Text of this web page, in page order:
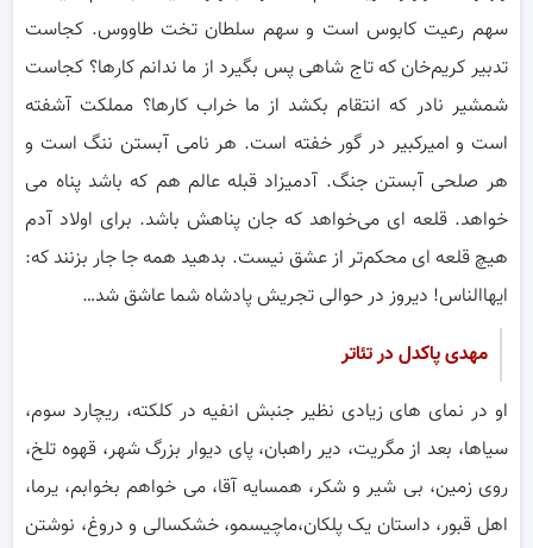
سهم رعیت کابوس است و سهم سلطان تخت طاووس. کجاست
تدبیر کریم‌خان که تاج شاهی پس بگیرد از ما ندانم کارها؟ کجاست
شمشیر نادر که انتقام بکشد از ما خراب کارها؟ مملکت آشفته
است و امیرکبیر در گور خفته است. هر نامی آبستن ننگ است و
هر صلحی آبستن جنگ. آدمیزاد قبله عالم هم که باشد پناه می
خواهد. قلعه ای می‌خواهد که جان پناهش باشد. برای اولاد آدم
هیچ قلعه ای محکم‌تر از عشق نیست. بدهید همه جا جار بزنند که:
ایهاالناس! دیروز در حوالی تجریش پادشاه شما عاشق شد…
مهدی پاکدل در تئاتر
او در نمای های زیادی نظیر جنبش انفیه در کلکته، ریچارد سوم،
سیاها، بعد از مگریت، دیر راهبان، پای دیوار بزرگ شهر، قهوه تلخ،
روی زمین، بی شیر و شکر، همسایه آقا، می خواهم بخوابم، یرما،
اهل قبور، داستان یک پلکان،ماچیسمو، خشکسالی و دروغ، نوشتن